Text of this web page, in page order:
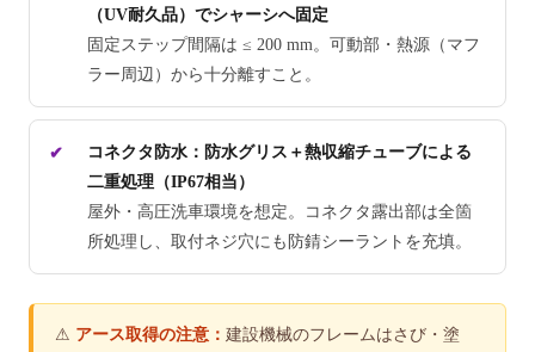
（UV耐久品）でシャーシへ固定
固定ステップ間隔は ≤ 200 mm。可動部・熱源（マフ
ラー周辺）から十分離すこと。
コネクタ防水：防水グリス＋熱収縮チューブによる
二重処理（IP67相当）
屋外・高圧洗車環境を想定。コネクタ露出部は全箇
所処理し、取付ネジ穴にも防錆シーラントを充填。
⚠ アース取得の注意： 建設機械のフレームはさび・塗